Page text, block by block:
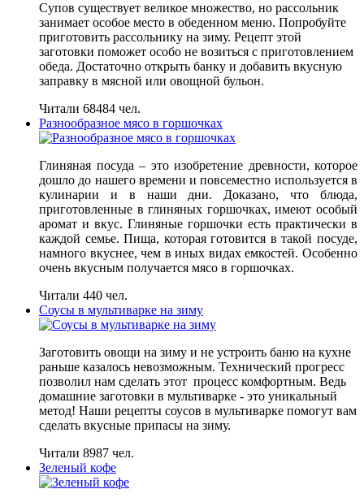
Супов существует великое множество, но рассольник
занимает особое место в обеденном меню. Попробуйте
приготовить рассольнику на зиму. Рецепт этой
заготовки поможет особо не возиться с приготовлением
обеда. Достаточно открыть банку и добавить вкусную
заправку в мясной или овощной бульон.
Читали 68484 чел.
Разнообразное мясо в горшочках
Глиняная посуда – это изобретение древности, которое
дошло до нашего времени и повсеместно используется в
кулинарии и в наши дни. Доказано, что блюда,
приготовленные в глиняных горшочках, имеют особый
аромат и вкус. Глиняные горшочки есть практически в
каждой семье. Пища, которая готовится в такой посуде,
намного вкуснее, чем в иных видах емкостей. Особенно
очень вкусным получается мясо в горшочках.
Читали 440 чел.
Соусы в мультиварке на зиму
Заготовить овощи на зиму и не устроить баню на кухне
раньше казалось невозможным. Технический прогресс
позволил нам сделать этот процесс комфортным. Ведь
домашние заготовки в мультиварке - это уникальный
метод! Наши рецепты соусов в мультиварке помогут вам
сделать вкусные припасы на зиму.
Читали 8987 чел.
Зеленый кофе